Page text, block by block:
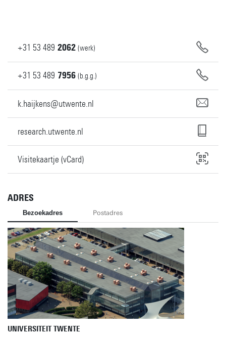
+31 53 489 2062 (werk)
+31 53 489 7956 (b.g.g.)
k.haijkens@utwente.nl
research.utwente.nl
Visitekaartje (vCard)
ADRES
Bezoekadres Postadres
UNIVERSITEIT TWENTE